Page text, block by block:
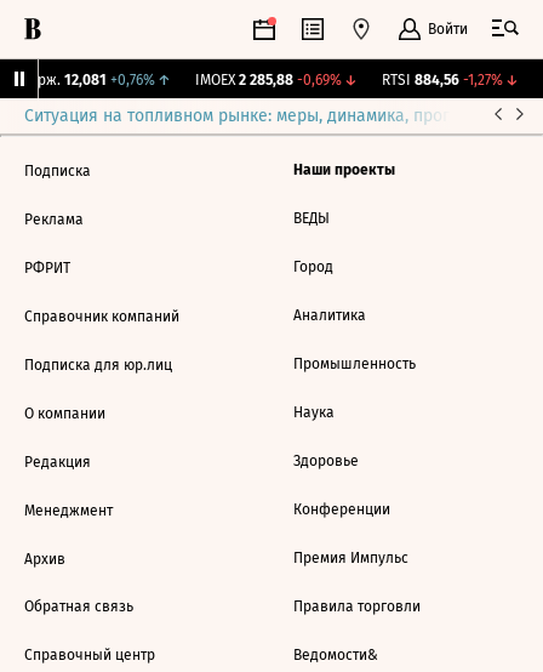
Войти
Бирж. 12,081 +0,76%↑ IMOEX 2 285,88 -0,69%↓ RTSI 884,56 -1,27%↓
Ситуация на топливном рынке: меры, динамика, прогнозы
Подписка
Реклама
РФРИТ
Справочник компаний
Подписка для юр.лиц
О компании
Редакция
Менеджмент
Архив
Обратная связь
Справочный центр
Наши проекты
ВЕДЫ
Город
Аналитика
Промышленность
Наука
Здоровье
Конференции
Премия Импульс
Правила торговли
Ведомости&